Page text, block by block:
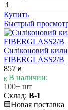
Купить
Быстрый
Силіконовий
FIBERGLASS2/B
857 ₴
В наличии:
100+ шт
Склад: В-1
Новая поставка